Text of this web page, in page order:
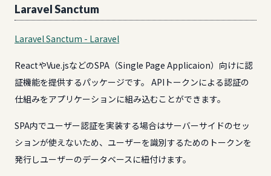
Laravel Sanctum
Laravel Sanctum - Laravel
ReactやVue.jsなどのSPA（Single Page Applicaion）向けに認
証機能を提供するパッケージです。 APIトークンによる認証の
仕組みをアプリケーションに組み込むことができます。
SPA内でユーザー認証を実装する場合はサーバーサイドのセッ
ションが使えないため、ユーザーを識別するためのトークンを
発行しユーザーのデータベースに紐付けます。